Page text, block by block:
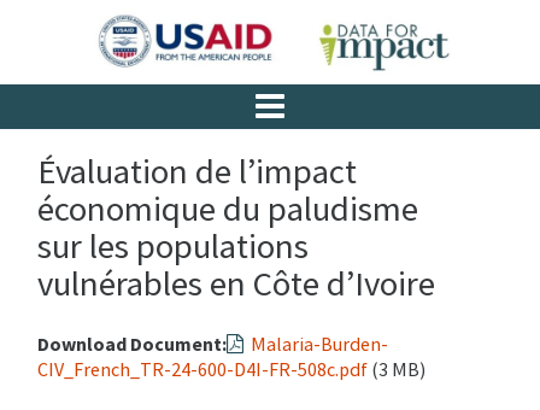
Évaluation de l’impact
économique du paludisme
sur les populations
vulnérables en Côte d’Ivoire
Download Document:
Malaria-Burden-
CIV_French_TR-24-600-D4I-FR-508c.pdf (3 MB)